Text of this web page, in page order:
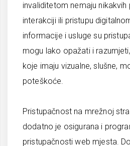
invaliditetom nemaju nikakvih
interakciji ili pristupu
informacije i usluge su
mogu lako opažati i
koje imaju vizualne, slušne,
poteškoće.
Pristupačnost na mrežnoj
dodatno je osigurana i
pristupačnosti web mjesta.